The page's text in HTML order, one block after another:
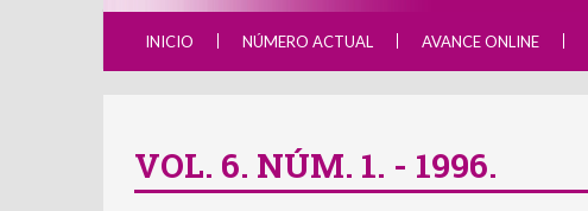
INICIO NÚMERO ACTUAL AVANCE ONLINE
VOL. 6. NÚM. 1. - 1996.